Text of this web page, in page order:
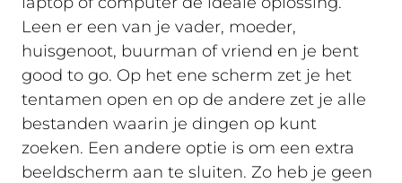
Leen er een van je vader, moeder,
huisgenoot, buurman of vriend en je bent
good to go. Op het ene scherm zet je het
tentamen open en op de andere zet je alle
bestanden waarin je dingen op kunt
zoeken. Een andere optie is om een extra
beeldscherm aan te sluiten. Zo heb je geen